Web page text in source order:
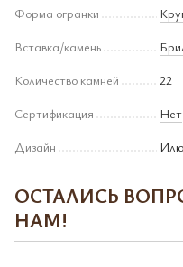
Форма огранки
Вставка/камень
Количество камней
22
Сертификация
Нет
Дизайн
ОСТАЛИСЬ
НАМ!